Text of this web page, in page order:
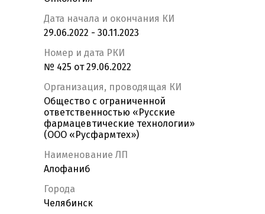
Дата начала и окончания КИ
29.06.2022 - 30.11.2023
Номер и дата РКИ
№ 425 от 29.06.2022
Организация, проводящая КИ
Общество с ограниченной
ответственностью «Русские
фармацевтические технологии»
(ООО «Русфармтех»)
Наименование ЛП
Алофаниб
Города
Челябинск